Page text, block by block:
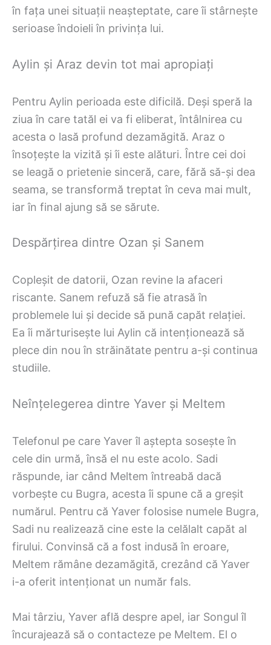
în fața unei situații neașteptate, care îi stârnește
serioase îndoieli în privința lui.
Aylin și Araz devin tot mai apropiați
Pentru Aylin perioada este dificilă. Deși speră la
ziua în care tatăl ei va fi eliberat, întâlnirea cu
acesta o lasă profund dezamăgită. Araz o
însoțește la vizită și îi este alături. Între cei doi
se leagă o prietenie sinceră, care, fără să-și dea
seama, se transformă treptat în ceva mai mult,
iar în final ajung să se sărute.
Despărțirea dintre Ozan și Sanem
Copleșit de datorii, Ozan revine la afaceri
riscante. Sanem refuză să fie atrasă în
problemele lui și decide să pună capăt relației.
Ea îi mărturisește lui Aylin că intenționează să
plece din nou în străinătate pentru a-și continua
studiile.
Neînțelegerea dintre Yaver și Meltem
Telefonul pe care Yaver îl aștepta sosește în
cele din urmă, însă el nu este acolo. Sadi
răspunde, iar când Meltem întreabă dacă
vorbește cu Bugra, acesta îi spune că a greșit
numărul. Pentru că Yaver folosise numele Bugra,
Sadi nu realizează cine este la celălalt capăt al
firului. Convinsă că a fost indusă în eroare,
Meltem rămâne dezamăgită, crezând că Yaver
i-a oferit intenționat un număr fals.
Mai târziu, Yaver află despre apel, iar Songul îl
încurajează să o contacteze pe Meltem. El o